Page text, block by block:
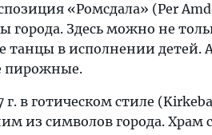
«Ромсдала» (Per
города. Здесь можно не
танцы в исполнении детей.
пирожные.
в готическом стиле
из символов города. Храм